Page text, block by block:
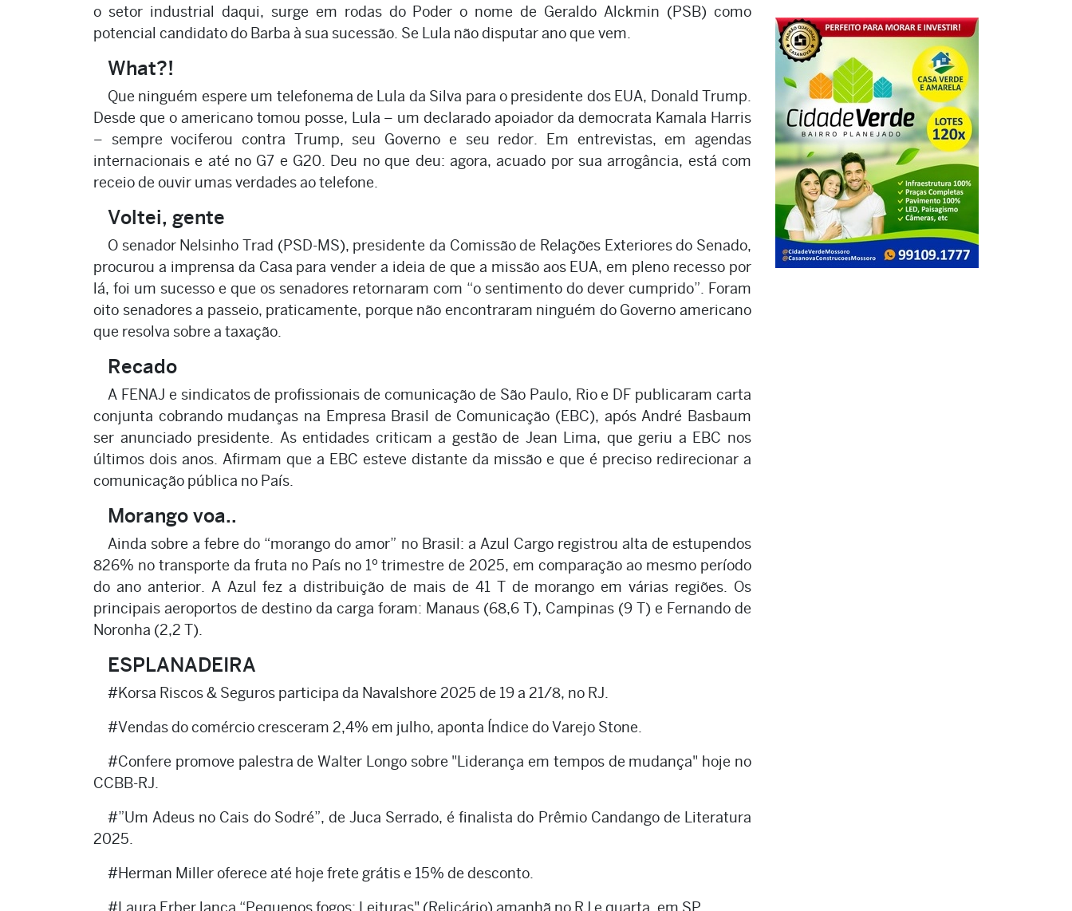
o setor industrial daqui, surge em rodas do Poder o nome de Geraldo Alckmin (PSB) como
potencial candidato do Barba à sua sucessão. Se Lula não disputar ano que vem.
What?!
Que ninguém espere um telefonema de Lula da Silva para o presidente dos EUA, Donald Trump.
Desde que o americano tomou posse, Lula – um declarado apoiador da democrata Kamala Harris
– sempre vociferou contra Trump, seu Governo e seu redor. Em entrevistas, em agendas
internacionais e até no G7 e G20. Deu no que deu: agora, acuado por sua arrogância, está com
receio de ouvir umas verdades ao telefone.
Voltei, gente
O senador Nelsinho Trad (PSD-MS), presidente da Comissão de Relações Exteriores do Senado,
procurou a imprensa da Casa para vender a ideia de que a missão aos EUA, em pleno recesso por
lá, foi um sucesso e que os senadores retornaram com “o sentimento do dever cumprido”. Foram
oito senadores a passeio, praticamente, porque não encontraram ninguém do Governo americano
que resolva sobre a taxação.
Recado
A FENAJ e sindicatos de profissionais de comunicação de São Paulo, Rio e DF publicaram carta
conjunta cobrando mudanças na Empresa Brasil de Comunicação (EBC), após André Basbaum
ser anunciado presidente. As entidades criticam a gestão de Jean Lima, que geriu a EBC nos
últimos dois anos. Afirmam que a EBC esteve distante da missão e que é preciso redirecionar a
comunicação pública no País.
Morango voa..
Ainda sobre a febre do “morango do amor” no Brasil: a Azul Cargo registrou alta de estupendos
826% no transporte da fruta no País no 1º trimestre de 2025, em comparação ao mesmo período
do ano anterior. A Azul fez a distribuição de mais de 41 T de morango em várias regiões. Os
principais aeroportos de destino da carga foram: Manaus (68,6 T), Campinas (9 T) e Fernando de
Noronha (2,2 T).
ESPLANADEIRA
#Korsa Riscos & Seguros participa da Navalshore 2025 de 19 a 21/8, no RJ.
#Vendas do comércio cresceram 2,4% em julho, aponta Índice do Varejo Stone.
#Confere promove palestra de Walter Longo sobre "Liderança em tempos de mudança" hoje no
CCBB-RJ.
#”Um Adeus no Cais do Sodré”, de Juca Serrado, é finalista do Prêmio Candango de Literatura
2025.
#Herman Miller oferece até hoje frete grátis e 15% de desconto.
#Laura Erber lança “Pequenos fogos: Leituras" (Relicário) amanhã no RJ e quarta, em SP.